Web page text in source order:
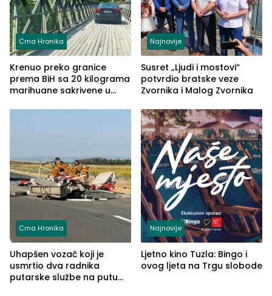
Crna Hronika
Krenuo preko granice
prema BiH sa 20 kilograma
marihuane sakrivene u
Najnovije
Susret „Ljudi i mostovi“
potvrdio bratske veze
Zvornika i Malog Zvornika
Crna Hronika
Uhapšen vozač koji je
usmrtio dva radnika
putarske službe na putu
Najnovije
Ljetno kino Tuzla: Bingo i
ovog ljeta na Trgu slobode